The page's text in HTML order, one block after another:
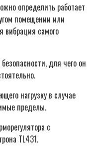
определить работает
помещении или
вибрация самого
для чего он
нагрузку в случае
пределы.
с
TL431.